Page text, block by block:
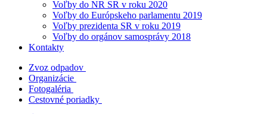
Voľby do NR SR v roku 2020
Voľby do Európskeho parlamentu 2019
Voľby prezidenta SR v roku 2019
Voľby do orgánov samosprávy 2018
Kontakty
Zvoz odpadov
Organizácie
Fotogaléria
Cestovné poriadky